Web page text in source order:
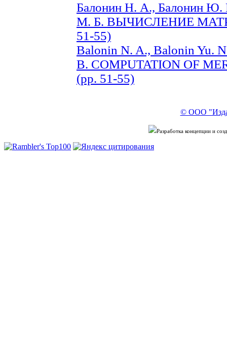
Балонин Н. А., Балонин Ю.
М. Б. ВЫЧИСЛЕНИЕ
51-55)
Balonin N. A., Balonin Yu.
B. COMPUTATION OF
(pp. 51-55)
© ООО
Разработка концепции и